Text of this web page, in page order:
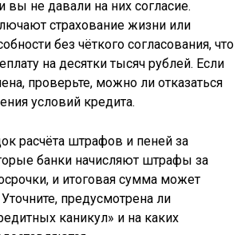
вы не давали на них согласие.
страхование жизни или
без чёткого согласования, что
на десятки тысяч рублей. Если
проверьте, можно ли отказаться
условий кредита.
расчёта штрафов и пеней за
банки начисляют штрафы за
и итоговая сумма может
предусмотрена ли
каникул» и на каких